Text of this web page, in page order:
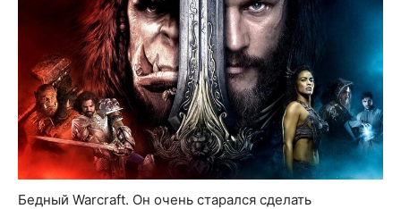
Бедный Warcraft. Он очень старался сделать